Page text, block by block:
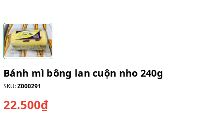
Bánh mì bông lan cuộn nho 240g
SKU:Z000291
22.500₫